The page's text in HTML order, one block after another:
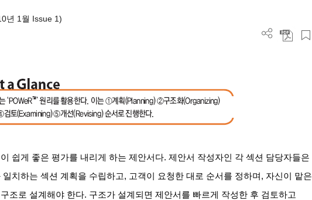
년 1월 Issue 1)
쉽게 좋은 평가를 내리게 하는 제안서다. 제안서 작성자인 각 섹션 담당자들은
치하는 섹션 계획을 수립하고, 고객이 요청한 대로 순서를 정하며, 자신이 맡은
조로 설계해야 한다. 구조가 설계되면 제안서를 빠르게 작성한 후 검토하고